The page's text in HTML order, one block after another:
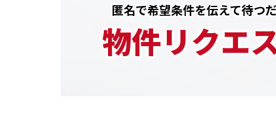
匿名で希望条件を伝えて待つ
物件リクエ